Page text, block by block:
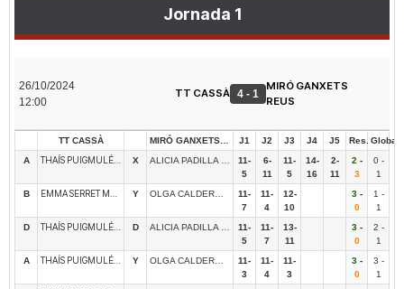
Jornada 1
26/10/2024
12:00
TT CASSÀ 4 - 1
MIRÓ GANXETS
REUS
TT CASSÀ MIRÓ GANXETS REUS J1 J2 J3 J4 J5 Res. Global
A
X ALICIA PADILLA SANCHEZ
11-
5
6-
11
11-
5
14-
16
2-
11
2-
3
0 -
1
B
Y OLGA CALDERÓ SOLÉ
11-
7
11-
4
12-
10
3-
0
1 -
1
D
D ALICIA PADILLA SANCHEZ
11-
5
11-
7
13-
11
3-
0
2 -
1
A
Y OLGA CALDERÓ SOLÉ
11-
3
11-
4
11-
3
3-
0
3 -
1